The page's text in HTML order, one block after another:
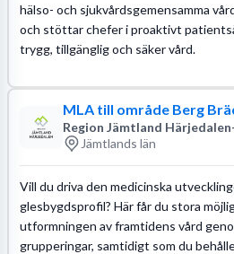
hälso- och sjukvårdsgemensamma
och stöttar chefer i proaktivt
trygg, tillgänglig och säker vård.
MLA till område Berg
Region Jämtland
Jämtlands län
Vill du driva den medicinska
glesbygdsprofil? Här får du stora
utformningen av framtidens vård
grupperingar, samtidigt som du